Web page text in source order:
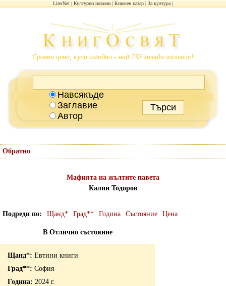
LiterNet Културни новини Книжен пазар За култура
Сравни цени, купи изгодно - над 233 хиляди заглавия!
Навсякъде
Заглавие
Автор
Обратно
Мафията на жълтите павета
Калин Тодоров
Подреди по Щанд* Град** Година Състояние Цена
В Отлично състояние
Евтини книги
София
2024 г.